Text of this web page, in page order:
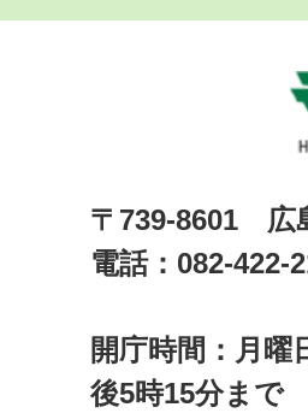
〒739-8601 広
電話：082-422-
開庁時間：月曜
後5時15分まで